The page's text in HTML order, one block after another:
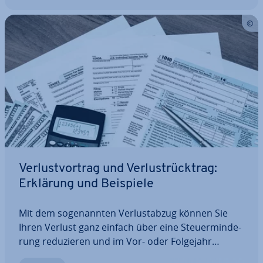
Ver­lust­vor­trag und Ver­lust­rück­trag:
Erklärung und Beispiele
Mit dem so­ge­nann­ten Ver­lust­ab­zug können Sie
Ihren Verlust ganz einfach über eine Steu­er­min­de­
rung re­du­zie­ren und im Vor- oder Folgejahr